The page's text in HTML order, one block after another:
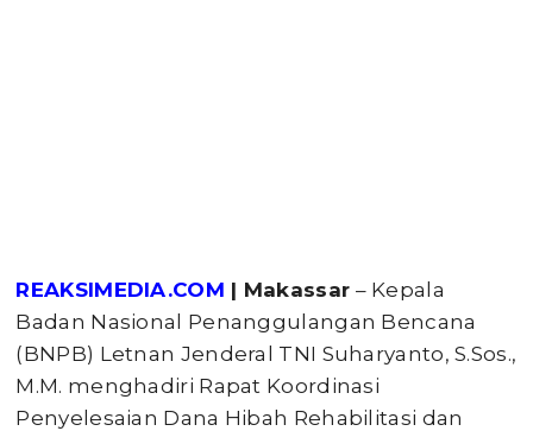
REAKSIMEDIA.COM | Makassar – Kepala
Badan Nasional Penanggulangan Bencana
(BNPB) Letnan Jenderal TNI Suharyanto, S.Sos.,
M.M. menghadiri Rapat Koordinasi
Penyelesaian Dana Hibah Rehabilitasi dan